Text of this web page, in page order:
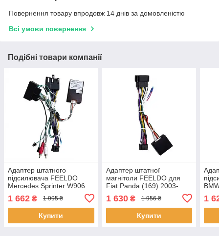
Повернення товару впродовж 14 днів за домовленістю
Всі умови повернення
Подібні товари компанії
Адаптер штатного
підсилювача FEELDO
Mercedes Sprinter W906
W907 W910 2006+ CAN-
BUS (7308) 13 шт.
1 662 ₴ 1 995 ₴
Купити
Адаптер штатної
магнітоли FEELDO для
Fiat Panda (169) 2003-
2012 CAN-BUS (7955) 3шт
1 630₴ 1 956 ₴
Купити
1